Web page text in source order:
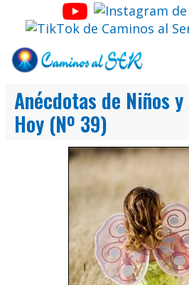
Anécdotas de Niños
Hoy (Nº 39)